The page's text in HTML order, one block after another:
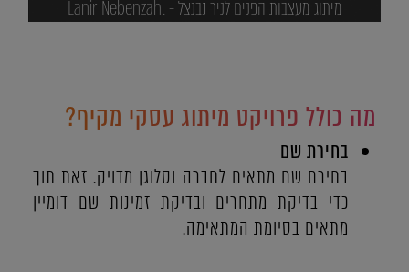
מיתוג מעצבות הפנים לניר נבנצל - Lanir Nebenzahl
מה כולל פרויקט מיתוג עסקי מקיף?
בחירת שם
בחירם שם מתאים לחברה וסלוגן מדויק. זאת תוך
כדי בדיקת מתחרים ובדיקת זמינות שם דומיין
מתאים בסיומת המתאימה.